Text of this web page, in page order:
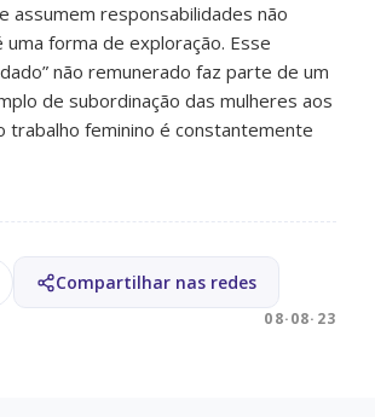
assumem responsabilidades não
uma forma de exploração. Esse
não remunerado faz parte de um
de subordinação das mulheres aos
trabalho feminino é constantemente
Compartilhar nas redes
08·08·23